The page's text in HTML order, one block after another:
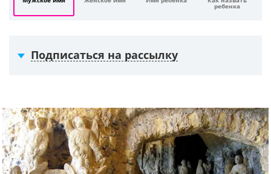
ребенка
Подписаться на рассылку